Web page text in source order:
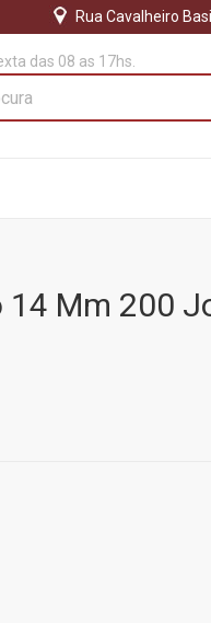
Rua Cavalheiro
das 08 as 17hs.
Mm 200